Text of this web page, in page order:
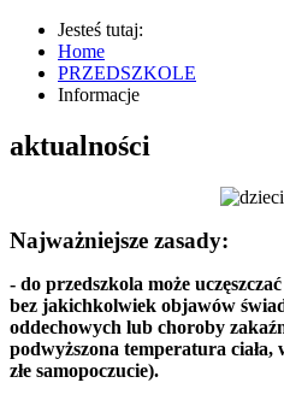
Jesteś tutaj:
Home
PRZEDSZKOLE
Informacje
aktualności
Najważniejsze zasady:
- do przedszkola może
bez jakichkolwiek objawów
oddechowych lub choroby
podwyższona temperatura ciała,
złe samopoczucie).